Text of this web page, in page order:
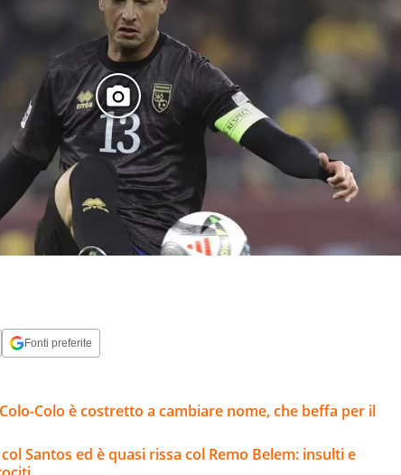
Fonti preferite
Colo è costretto a cambiare nome, che beffa per il
Santos ed è quasi rissa col Remo Belem: insulti e